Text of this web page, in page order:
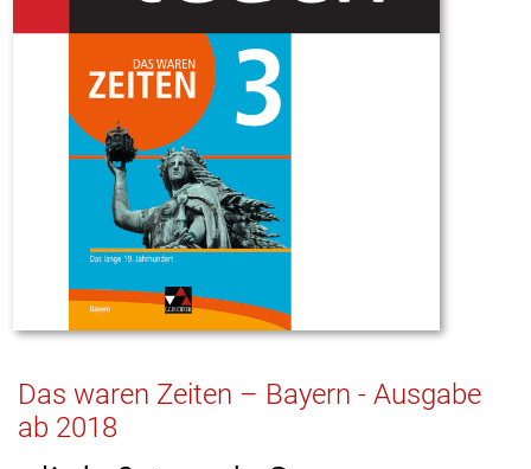
Das waren Zeiten – Bayern - Ausgabe
ab 2018